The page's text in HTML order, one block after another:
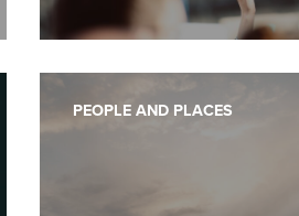
PEOPLE AND PLACES